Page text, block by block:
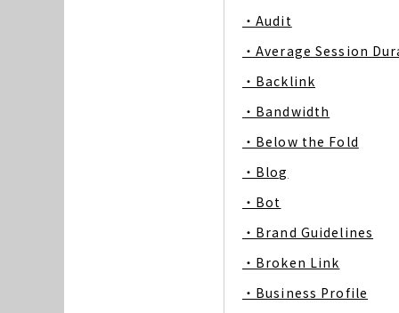
・Audit
・Average Session
・Backlink
・Bandwidth
・Below the Fold
・Blog
・Bot
・Brand Guidelines
・Broken Link
・Business Profile